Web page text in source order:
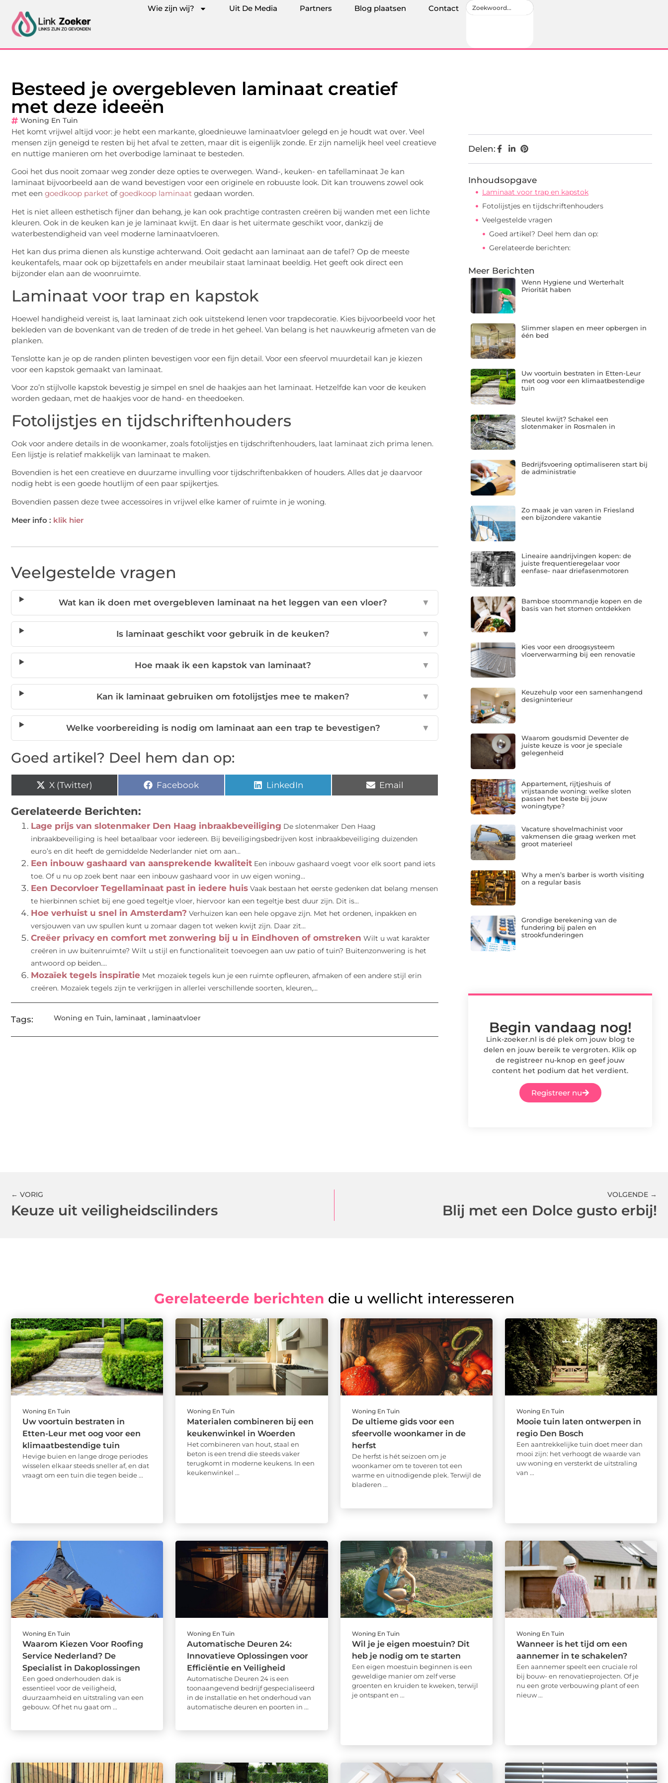
Wie zijn wij? Uit De Media Partners Blog plaatsen Contact
Besteed je overgebleven laminaat creatief
met deze ideeën
Woning En Tuin
Het komt vrijwel altijd voor: je hebt een markante, gloednieuwe laminaatvloer gelegd en je houdt wat over. Veel
mensen zijn geneigd te resten bij het afval te zetten, maar dit is eigenlijk zonde. Er zijn namelijk heel veel creatieve
en nuttige manieren om het overbodige laminaat te besteden.
Gooi het dus nooit zomaar weg zonder deze opties te overwegen. Wand-, keuken- en tafellaminaat Je kan
laminaat bijvoorbeeld aan de wand bevestigen voor een originele en robuuste look. Dit kan trouwens zowel ook
met een goedkoop parket ofgoedkoop laminaat gedaan worden.
Het is niet alleen esthetisch fijner dan behang, je kan ook prachtige contrasten creëren bij wanden met een lichte
kleuren. Ook in de keuken kan je je laminaat kwijt. En daar is het uitermate geschikt voor, dankzij de
waterbestendigheid van veel moderne laminaatvloeren.
Het kan dus prima dienen als kunstige achterwand. Ooit gedacht aan laminaat aan de tafel? Op de meeste
keukentafels, maar ook op bijzettafels en ander meubilair staat laminaat beeldig. Het geeft ook direct een
bijzonder elan aan de woonruimte.
Laminaat voor trap en kapstok
Hoewel handigheid vereist is, laat laminaat zich ook uitstekend lenen voor trapdecoratie. Kies bijvoorbeeld voor het
bekleden van de bovenkant van de treden of de trede in het geheel. Van belang is het nauwkeurig afmeten van de
planken.
Tenslotte kan je op de randen plinten bevestigen voor een fijn detail. Voor een sfeervol muurdetail kan je kiezen
voor een kapstok gemaakt van laminaat.
Voor zo’n stijlvolle kapstok bevestig je simpel en snel de haakjes aan het laminaat. Hetzelfde kan voor de keuken
worden gedaan, met de haakjes voor de hand- en theedoeken.
Fotolijstjes en tijdschriftenhouders
Ook voor andere details in de woonkamer, zoals fotolijstjes en tijdschriftenhouders, laat laminaat zich prima lenen.
Een lijstje is relatief makkelijk van laminaat te maken.
Bovendien is het een creatieve en duurzame invulling voor tijdschriftenbakken of houders. Alles dat je daarvoor
nodig hebt is een goede houtlijm of een paar spijkertjes.
Bovendien passen deze twee accessoires in vrijwel elke kamer of ruimte in je woning.
Meer info : klik hier
Veelgestelde vragen
Wat kan ik doen met overgebleven laminaat na het leggen van een vloer? ▼
Is laminaat geschikt voor gebruik in de keuken? ▼
Hoe maak ik een kapstok van laminaat? ▼
Kan ik laminaat gebruiken om fotolijstjes mee te maken? ▼
Welke voorbereiding is nodig om laminaat aan een trap te bevestigen? ▼
Goed artikel? Deel hem dan op:
X (Twitter) Facebook LinkedIn Email
Gerelateerde Berichten:
Lage prijs van slotenmaker Den Haag inbraakbeveiliging De slotenmaker Den Haag
inbraakbeveiliging is heel betaalbaar voor iedereen. Bij beveiligingsbedrijven kost inbraakbeveiliging duizenden
euro’s en dit heeft de gemiddelde Nederlander niet om aan...
Een inbouw gashaard van aansprekende kwaliteit Een inbouw gashaard voegt voor elk soort pand iets
toe. Of u nu op zoek bent naar een inbouw gashaard voor in uw eigen woning...
Een Decorvloer Tegellaminaat past in iedere huis Vaak bestaan het eerste gedenken dat belang mensen
te hierbinnen schiet bij ene goed tegeltje vloer, hiervoor kan een tegeltje best duur zijn. Dit is...
Hoe verhuist u snel in Amsterdam? Verhuizen kan een hele opgave zijn. Met het ordenen, inpakken en
versjouwen van uw spullen kunt u zomaar dagen tot weken kwijt zijn. Daar zit...
Creëer privacy en comfort met zonwering bij u in Eindhoven of omstreken Wilt u wat karakter
creëren in uw buitenruimte? Wilt u stijl en functionaliteit toevoegen aan uw patio of tuin? Buitenzonwering is het
antwoord op beiden....
Mozaïek tegels inspiratie Met mozaïek tegels kun je een ruimte opfleuren, afmaken of een andere stijl erin
creëren. Mozaïek tegels zijn te verkrijgen in allerlei verschillende soorten, kleuren,...
Tags: Woning en Tuin, laminaat , laminaatvloer
Delen:
Inhoudsopgave
Laminaat voor trap en kapstok
Fotolijstjes en tijdschriftenhouders
Veelgestelde vragen
Goed artikel? Deel hem dan op:
Gerelateerde berichten:
Meer Berichten
Wenn Hygiene und Werterhalt
Priorität haben
Slimmer slapen en meer opbergen in
één bed
Uw voortuin bestraten in Etten-Leur
met oog voor een klimaatbestendige
tuin
Sleutel kwijt? Schakel een
slotenmaker in Rosmalen in
Bedrijfsvoering optimaliseren start bij
de administratie
Zo maak je van varen in Friesland
een bijzondere vakantie
Lineaire aandrijvingen kopen: de
juiste frequentieregelaar voor
eenfase- naar driefasenmotoren
Bamboe stoommandje kopen en de
basis van het stomen ontdekken
Kies voor een droogsysteem
vloerverwarming bij een renovatie
Keuzehulp voor een samenhangend
designinterieur
Waarom goudsmid Deventer de
juiste keuze is voor je speciale
gelegenheid
Appartement, rijtjeshuis of
vrijstaande woning: welke sloten
passen het beste bij jouw
woningtype?
Vacature shovelmachinist voor
vakmensen die graag werken met
groot materieel
Why a men’s barber is worth visiting
on a regular basis
Grondige berekening van de
fundering bij palen en
strookfunderingen
Begin vandaag nog!
Link-zoeker.nl is dé plek om jouw blog te
delen en jouw bereik te vergroten. Klik op
de registreer nu-knop en geef jouw
content het podium dat het verdient.
Registreer nu
← VORIG
Keuze uit veiligheidscilinders
VOLGENDE →
Blij met een Dolce gusto erbij!
Gerelateerde berichten die u wellicht interesseren
Woning En Tuin
Uw voortuin bestraten in
Etten-Leur met oog voor een
klimaatbestendige tuin
Hevige buien en lange droge periodes
wisselen elkaar steeds sneller af, en dat
vraagt om een tuin die tegen beide ...
Woning En Tuin
Materialen combineren bij een
keukenwinkel in Woerden
Het combineren van hout, staal en
beton is een trend die steeds vaker
terugkomt in moderne keukens. In een
keukenwinkel ...
Woning En Tuin
De ultieme gids voor een
sfeervolle woonkamer in de
herfst
De herfst is hét seizoen om je
woonkamer om te toveren tot een
warme en uitnodigende plek. Terwijl de
bladeren ...
Woning En Tuin
Mooie tuin laten ontwerpen in
regio Den Bosch
Een aantrekkelijke tuin doet meer dan
mooi zijn: het verhoogt de waarde van
uw woning en versterkt de uitstraling
van ...
Woning En Tuin
Waarom Kiezen Voor Roofing
Service Nederland? De
Specialist in Dakoplossingen
Een goed onderhouden dak is
essentieel voor de veiligheid,
duurzaamheid en uitstraling van een
gebouw. Of het nu gaat om ...
Woning En Tuin
Automatische Deuren 24:
Innovatieve Oplossingen voor
Efficiëntie en Veiligheid
Automatische Deuren 24 is een
toonaangevend bedrijf gespecialiseerd
in de installatie en het onderhoud van
automatische deuren en poorten in ...
Woning En Tuin
Wil je je eigen moestuin? Dit
heb je nodig om te starten
Een eigen moestuin beginnen is een
geweldige manier om zelf verse
groenten en kruiden te kweken, terwijl
je ontspant en ...
Woning En Tuin
Wanneer is het tijd om een
aannemer in te schakelen?
Een aannemer speelt een cruciale rol
bij bouw- en renovatieprojecten. Of je
nu een grote verbouwing plant of een
nieuw ...